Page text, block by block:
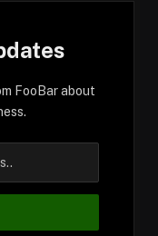
FooBar about